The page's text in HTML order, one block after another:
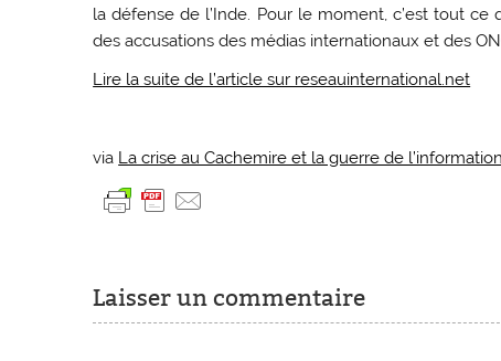
la défense de l’Inde. Pour le moment, c’est tout
des accusations des médias internationaux et des
Lire la suite de l’article sur reseauinternational.net
via La crise au Cachemire et la guerre de
Laisser un commentaire